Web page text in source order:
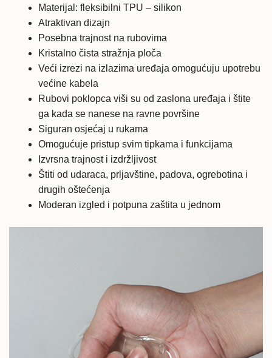
Materijal: fleksibilni TPU – silikon
Atraktivan dizajn
Posebna trajnost na rubovima
Kristalno čista stražnja ploča
Veći izrezi na izlazima uređaja omogućuju upotrebu
većine kabela
Rubovi poklopca viši su od zaslona uređaja i štite
ga kada se nanese na ravne površine
Siguran osjećaj u rukama
Omogućuje pristup svim tipkama i funkcijama
Izvrsna trajnost i izdržljivost
Štiti od udaraca, prljavštine, padova, ogrebotina i
drugih oštećenja
Moderan izgled i potpuna zaštita u jednom